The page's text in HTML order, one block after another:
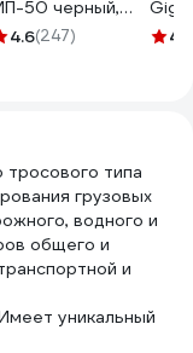
50 черный,
мм экстра
4.6(247) 4.2
типа
грузовых
водного и
общего и
и
уникальный